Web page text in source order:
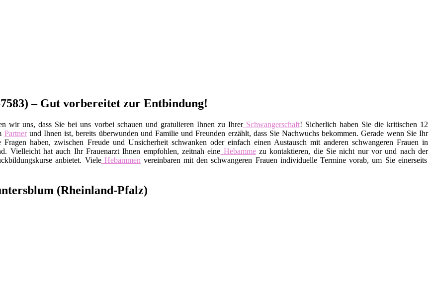
– Gut vorbereitet zur Entbindung!
wir uns, dass Sie bei uns vorbei schauen und gratulieren Ihnen zu IhrerSchwangerschaft! Sicherlich haben Sie die kritischen 12
Partnerund Ihnen ist, bereits überwunden und Familie und Freunden erzählt, dass Sie Nachwuchs bekommen. Gerade wenn Sie Ihr
haben, zwischen Freude und Unsicherheit schwanken oder einfach einen Austausch mit anderen schwangeren Frauen in
Vielleicht hat auch Ihr Frauenarzt Ihnen empfohlen, zeitnah eine Hebammezu kontaktieren, die Sie nicht nur vor und nach der
anbietet. VieleHebammen vereinbaren mit den schwangeren Frauen individuelle Termine vorab, um Sie einerseits
(Rheinland-Pfalz)